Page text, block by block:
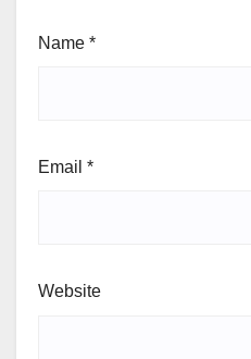
Name *
Email *
Website